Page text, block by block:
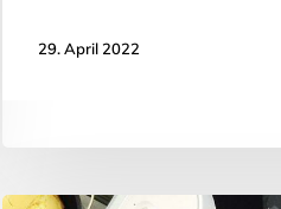
29. April 2022